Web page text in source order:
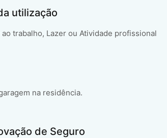
utilização
ao trabalho, Lazer ou Atividade profissional
na residência.
de Seguro